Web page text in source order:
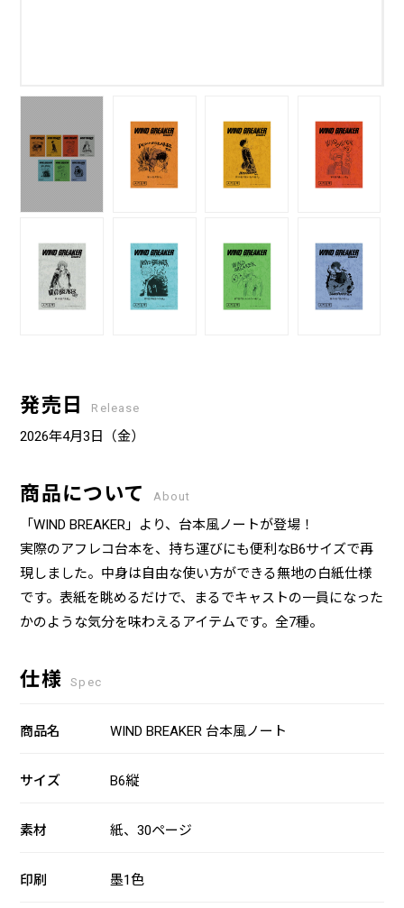
発売日 Release
2026年4月3日（金）
商品について About
「WIND BREAKER」より、台本風ノートが登場！
実際のアフレコ台本を、持ち運びにも便利なB6サイズで再
現しました。中身は自由な使い方ができる無地の白紙仕様
です。表紙を眺めるだけで、まるでキャストの一員になった
かのような気分を味わえるアイテムです。全7種。
仕様 Spec
商品名 WIND BREAKER 台本風ノート
サイズ B6縦
素材 紙、30ページ
印刷 墨1色